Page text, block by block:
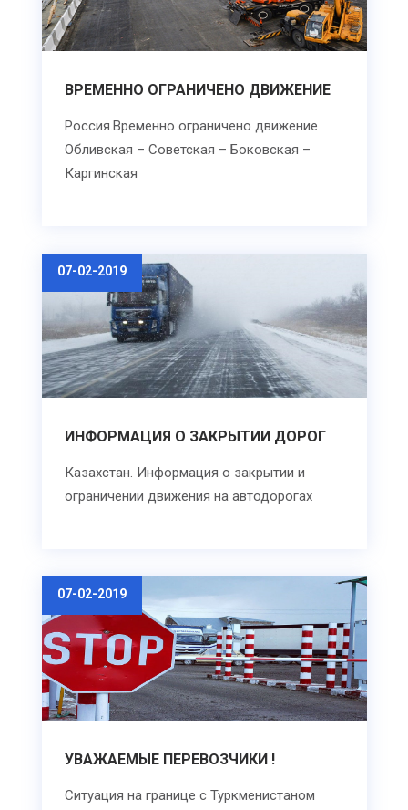
ВРЕМЕННО ОГРАНИЧЕНО ДВИЖЕНИЕ
Россия.Временно ограничено движение
Обливская – Советская – Боковская –
Каргинская
07-02-2019
ИНФОРМАЦИЯ О ЗАКРЫТИИ ДОРОГ
Казахстан. Информация о закрытии и
ограничении движения на автодорогах
07-02-2019
УВАЖАЕМЫЕ ПЕРЕВОЗЧИКИ !
Ситуация на границе с Туркменистаном